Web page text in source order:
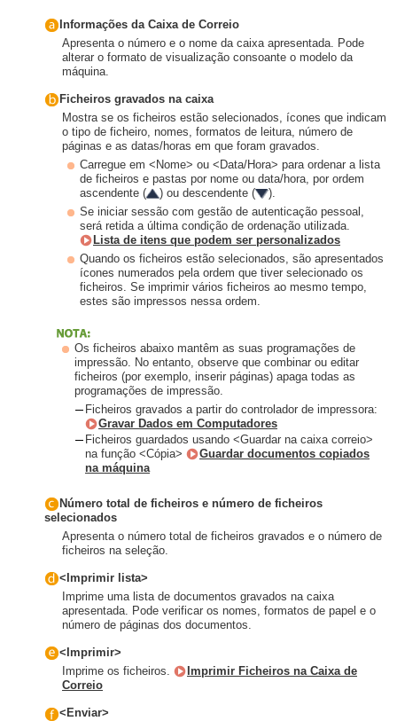
Informações da Caixa de Correio
Apresenta o número e o nome da caixa apresentada. Pode
alterar o formato de visualização consoante o modelo da
máquina.
Ficheiros gravados na caixa
Mostra se os ficheiros estão selecionados, ícones que indicam
o tipo de ficheiro, nomes, formatos de leitura, número de
páginas e as datas/horas em que foram gravados.
Carregue em <Nome> ou <Data/Hora> para ordenar a lista
de ficheiros e pastas por nome ou data/hora, por ordem
ascendente (
) ou descendente (
).
Se iniciar sessão com gestão de autenticação pessoal,
será retida a última condição de ordenação utilizada.
Lista de itens que podem ser personalizados
Quando os ficheiros estão selecionados, são apresentados
ícones numerados pela ordem que tiver selecionado os
ficheiros. Se imprimir vários ficheiros ao mesmo tempo,
estes são impressos nessa ordem.
Os ficheiros abaixo mantêm as suas programações de
impressão. No entanto, observe que combinar ou editar
ficheiros (por exemplo, inserir páginas) apaga todas as
programações de impressão.
Ficheiros gravados a partir do controlador de impressora:
Gravar Dados em Computadores
Ficheiros guardados usando <Guardar na caixa correio>
na função <Cópia>
Guardar documentos copiados
na máquina
Número total de ficheiros e número de ficheiros
selecionados
Apresenta o número total de ficheiros gravados e o número de
ficheiros na seleção.
<Imprimir lista>
Imprime uma lista de documentos gravados na caixa
apresentada. Pode verificar os nomes, formatos de papel e o
número de páginas dos documentos.
<Imprimir>
Imprime os ficheiros.
Imprimir Ficheiros na Caixa de
Correio
<Enviar>